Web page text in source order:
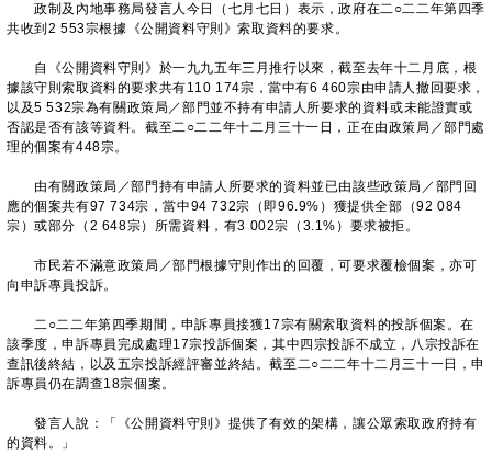
政制及內地事務局發言人今日（七月七日）表示，政府在二○二二年第四季
共收到2 553宗根據《公開資料守則》索取資料的要求。
自《公開資料守則》於一九九五年三月推行以來，截至去年十二月底，根
據該守則索取資料的要求共有110 174宗，當中有6 460宗由申請人撤回要求，
以及5 532宗為有關政策局／部門並不持有申請人所要求的資料或未能證實或
否認是否有該等資料。截至二○二二年十二月三十一日，正在由政策局／部門處
理的個案有448宗。
由有關政策局／部門持有申請人所要求的資料並已由該些政策局／部門回
應的個案共有97 734宗，當中94 732宗（即96.9%）獲提供全部（92 084
宗）或部分（2 648宗）所需資料，有3 002宗（3.1%）要求被拒。
市民若不滿意政策局／部門根據守則作出的回覆，可要求覆檢個案，亦可
向申訴專員投訴。
二○二二年第四季期間，申訴專員接獲17宗有關索取資料的投訴個案。在
該季度，申訴專員完成處理17宗投訴個案，其中四宗投訴不成立，八宗投訴在
查訊後終結，以及五宗投訴經評審並終結。截至二○二二年十二月三十一日，申
訴專員仍在調查18宗個案。
發言人說：「《公開資料守則》提供了有效的架構，讓公眾索取政府持有
的資料。」